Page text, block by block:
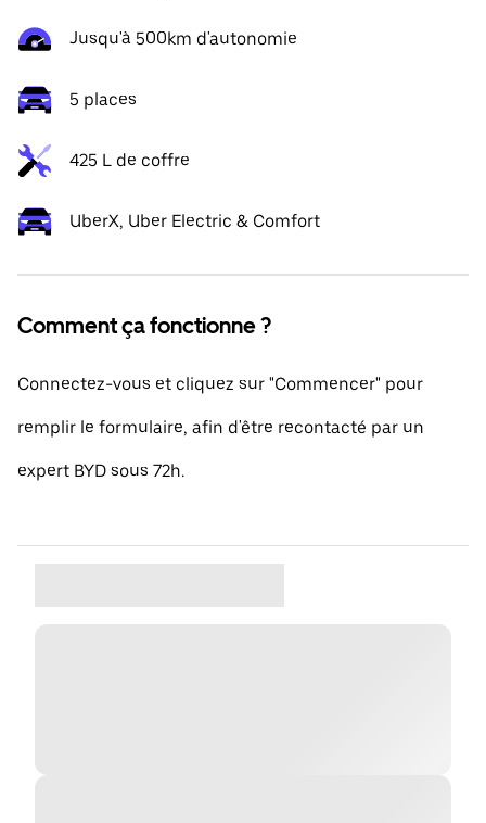
Jusqu'à 500km d'autonomie
5 places
425 L de coffre
UberX, Uber Electric & Comfort
Comment ça fonctionne ?
Connectez-vous et cliquez sur "Commencer" pour
remplir le formulaire, afin d'être recontacté par un
expert BYD sous 72h.